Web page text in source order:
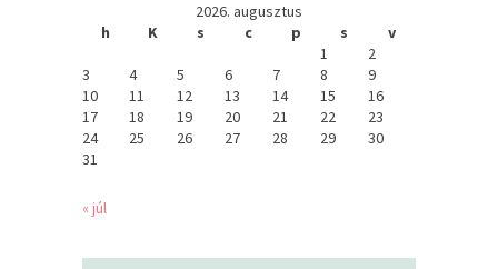
2026. augusztus
h
K s c p s
v
1
2
3
4 5 6 7 8
9
10
11 12 13 14 15
16
17
18 19 20 21 22
23
24
25 26 27 28 29
30
31
« júl